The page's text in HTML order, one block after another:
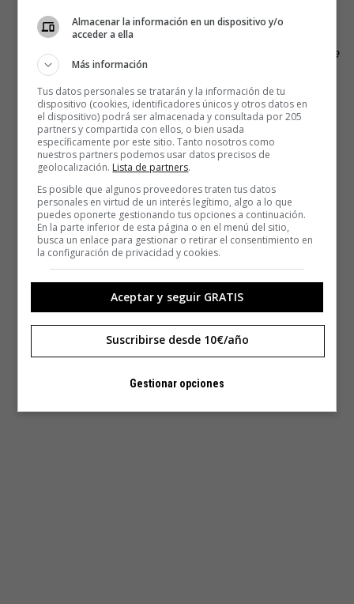
Podemos.
Móvil-psicólogo: Te entiendo, Yorokobu, cuéntame. Te
Almacenar la información en un dispositivo y/o
acceder a ella
Más información
Tus datos personales se tratarán y la información de tu
dispositivo (cookies, identificadores únicos y otros datos en
el dispositivo) podrá ser almacenada y consultada por 205
partners y compartida con ellos, o bien usada
específicamente por este sitio. Tanto nosotros como
nuestros partners podemos usar datos precisos de
geolocalización. Lista de partners.
Es posible que algunos proveedores traten tus datos
personales en virtud de un interés legítimo, algo a lo que
puedes oponerte gestionando tus opciones a continuación.
En la parte inferior de esta página o en el menú del sitio,
busca un enlace para gestionar o retirar el consentimiento en
la configuración de privacidad y cookies.
Aceptar y seguir GRATIS
Suscribirse desde 10€/año
Gestionar opciones